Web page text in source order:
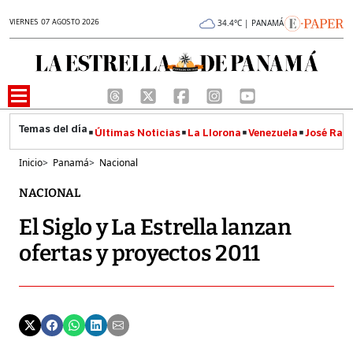
VIERNES 07 AGOSTO 2026 34.4°C | PANAMÁ
Últimas Noticias La Llorona Venezuela José
Inicio> Panamá> Nacional
NACIONAL
El Siglo y La Estrella lanzan
ofertas y proyectos 2011